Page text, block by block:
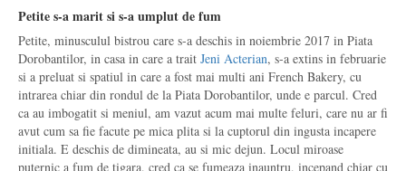
Petite s-a marit si s-a umplut de fum
Petite, minusculul bistrou care s-a deschis in noiembrie 2017 in Piata
Dorobantilor, in casa in care a trait Jeni Acterian, s-a extins in februarie
si a preluat si spatiul in care a fost mai multi ani French Bakery, cu
intrarea chiar din rondul de la Piata Dorobantilor, unde e parcul. Cred
ca au imbogatit si meniul, am vazut acum mai multe feluri, care nu ar fi
avut cum sa fie facute pe mica plita si la cuptorul din ingusta incapere
initiala. E deschis de dimineata, au si mic dejun. Locul miroase
puternic a fum de tigara, cred ca se fumeaza inauntru, incepand chiar cu